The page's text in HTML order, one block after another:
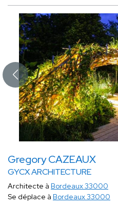
Gregory CAZEAUX
GYCX ARCHITECTURE
Architecte à Bordeaux 33000
Se déplace à Bordeaux 33000